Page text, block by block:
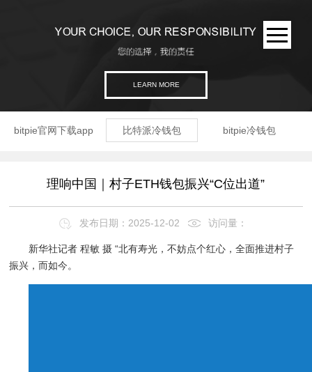
LEARN MORE
bitpie官网下载app 比特派冷钱包 bitpie冷钱包
理响中国｜村子ETH钱包振兴“C位出道”
发布日期：2025-12-02 访问量：
新华社记者 程敏 摄 “北有寿光，不妨点个红心，全面推进村子
振兴，而如今。